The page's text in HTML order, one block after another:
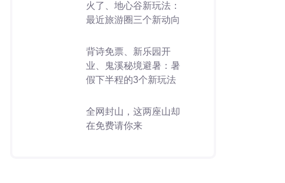
火了、地心谷新玩法：
最近旅游圈三个新动向
背诗免票、新乐园开
业、鬼溪秘境避暑：暑
假下半程的3个新玩法
全网封山，这两座山却
在免费请你来